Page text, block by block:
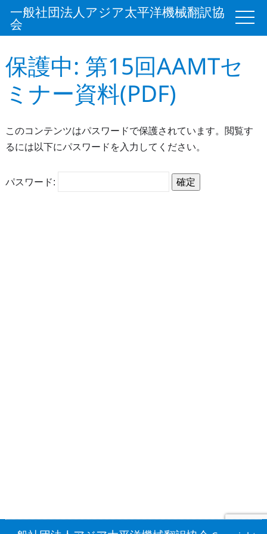
一般社団法人アジア太平洋機械翻訳協
会
保護中: 第15回AAMTセ
ミナー資料(PDF)
このコンテンツはパスワードで保護されています。閲覧す
るには以下にパスワードを入力してください。
パスワード: